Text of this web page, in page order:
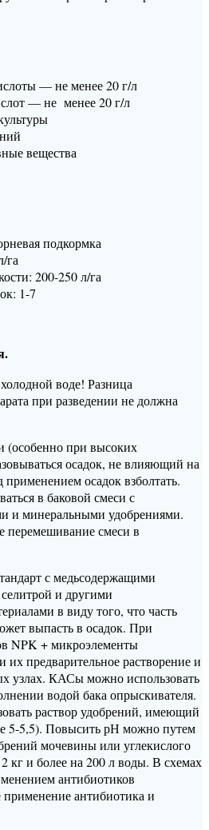
— не менее 20 г/л
— не менее 20 г/л
вещества
подкормка
га
200-250 л/га
1-7
воде! Разница
при разведении не должна
(особенно при высоких
осадок, не влияющий на
применением осадок взболтать.
в баковой смеси с
и минеральными удобрениями.
перемешивание смеси в
с медьсодержащими
и другими
в виду того, что часть
выпасть в осадок. При
NPK + микроэлементы
их предварительное растворение и
узлах. КАСы можно использовать
водой бака опрыскивателя.
раствор удобрений, имеющий
5-5,5). Повысить рН можно путем
мочевины или углекислого
кг и более на 200 л воды. В схемах
антибиотиков
применение антибиотика и